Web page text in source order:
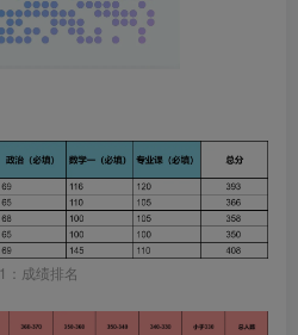
：成绩排名